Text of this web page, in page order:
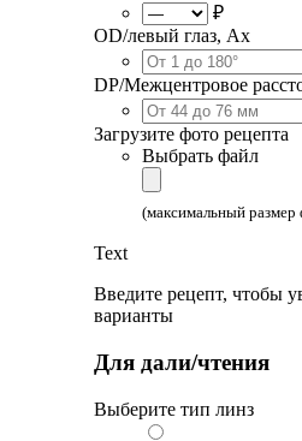
₽
OD/левый глаз, Ax
DP/Межцентровое
Загрузите фото рецепта
Выбрать файл
(максимальный
Text
Введите рецепт, чтобы
варианты
Для дали/чтения
Выберите тип линз